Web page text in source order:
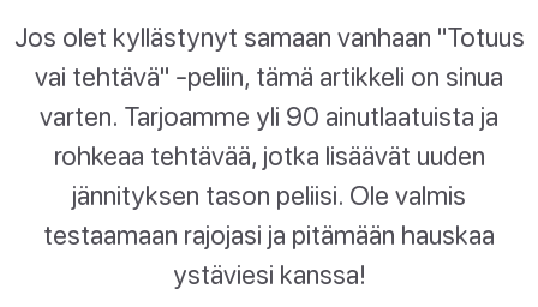
Jos olet kyllästynyt samaan vanhaan "Totuus
vai tehtävä" -peliin, tämä artikkeli on sinua
varten. Tarjoamme yli 90 ainutlaatuista ja
rohkeaa tehtävää, jotka lisäävät uuden
jännityksen tason peliisi. Ole valmis
testaamaan rajojasi ja pitämään hauskaa
ystäviesi kanssa!